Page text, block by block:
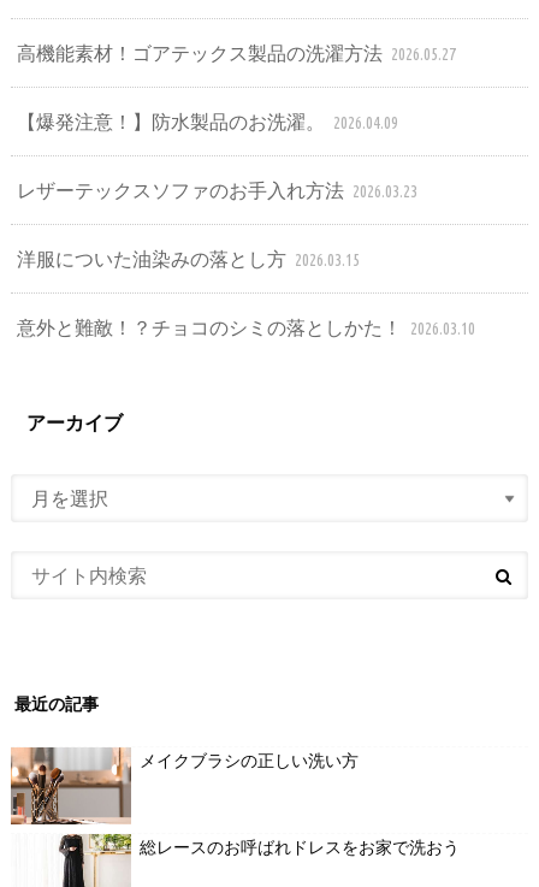
高機能素材！ゴアテックス製品の洗濯方法 2026.05.27
【爆発注意！】防水製品のお洗濯。 2026.04.09
レザーテックスソファのお手入れ方法 2026.03.23
洋服についた油染みの落とし方 2026.03.15
意外と難敵！？チョコのシミの落としかた！ 2026.03.10
アーカイブ
最近の記事
メイクブラシの正しい洗い方
総レースのお呼ばれドレスをお家で洗おう